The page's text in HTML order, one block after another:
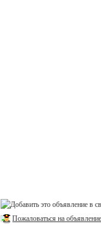
Пожаловаться на